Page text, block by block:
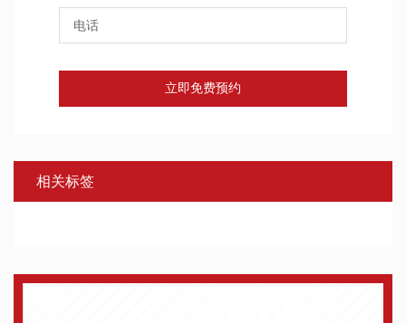
立即免费预约
相关标签